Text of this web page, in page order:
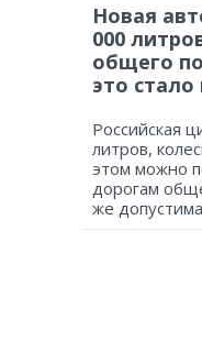
Новая
000
общего
это
Российская
литров,
этом можно
дорогам
же